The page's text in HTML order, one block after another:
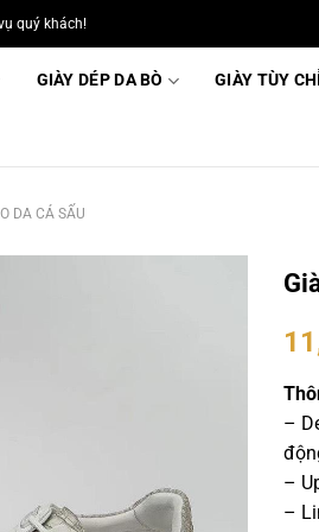
quý khách!
GIÀY DÉP DA BÒ GIÀY TÙY
DA CÁ SẤU
là:
–
–
–